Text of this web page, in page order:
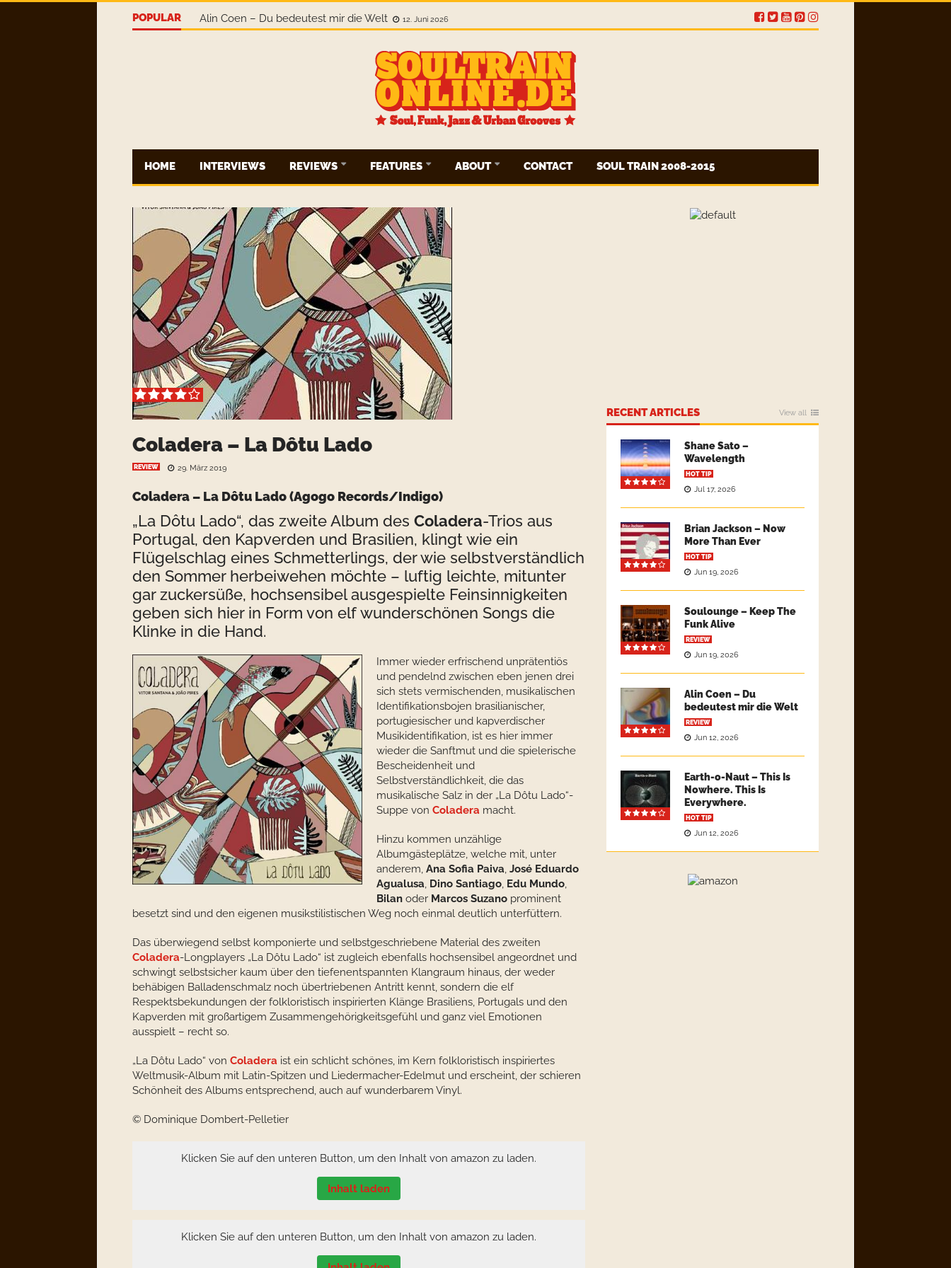
POPULAR
Alin Coen – Du bedeutest mir die Welt
12. Juni 2026
Earth-o-Naut – This Is Nowhere. This Is Everywhere.
HOME INTERVIEWS REVIEWS FEATURES ABOUT CONTACT SOUL TRAIN 2008-2015
Coladera – La Dôtu Lado
REVIEW 29. März 2019
Coladera – La Dôtu Lado (Agogo Records/Indigo)
„La Dôtu Lado“, das zweite Album des Coladera-Trios aus
Portugal, den Kapverden und Brasilien, klingt wie ein
Flügelschlag eines Schmetterlings, der wie selbstverständlich
den Sommer herbeiwehen möchte – luftig leichte, mitunter
gar zuckersüße, hochsensibel ausgespielte Feinsinnigkeiten
geben sich hier in Form von elf wunderschönen Songs die
Klinke in die Hand.
Immer wieder erfrischend unprätentiös
und pendelnd zwischen eben jenen drei
sich stets vermischenden, musikalischen
Identifikationsbojen brasilianischer,
portugiesischer und kapverdischer
Musikidentifikation, ist es hier immer
wieder die Sanftmut und die spielerische
Bescheidenheit und
Selbstverständlichkeit, die das
musikalische Salz in der „La Dôtu Lado“-
Suppe von Coladera macht.
Hinzu kommen unzählige
Albumgästeplätze, welche mit, unter
anderem, Ana Sofia Paiva, José Eduardo
Agualusa, Dino Santiago, Edu Mundo,
Bilan oder Marcos Suzano prominent
besetzt sind und den eigenen musikstilistischen Weg noch einmal deutlich unterfüttern.
Das überwiegend selbst komponierte und selbstgeschriebene Material des zweiten
Coladera-Longplayers „La Dôtu Lado“ ist zugleich ebenfalls hochsensibel angeordnet und
schwingt selbstsicher kaum über den tiefenentspannten Klangraum hinaus, der weder
behäbigen Balladenschmalz noch übertriebenen Antritt kennt, sondern die elf
Respektsbekundungen der folkloristisch inspirierten Klänge Brasiliens, Portugals und den
Kapverden mit großartigem Zusammengehörigkeitsgefühl und ganz viel Emotionen
ausspielt – recht so.
„La Dôtu Lado“ von Coladera ist ein schlicht schönes, im Kern folkloristisch inspiriertes
Weltmusik-Album mit Latin-Spitzen und Liedermacher-Edelmut und erscheint, der schieren
Schönheit des Albums entsprechend, auch auf wunderbarem Vinyl.
© Dominique Dombert-Pelletier
Klicken Sie auf den unteren Button, um den Inhalt von amazon zu laden.
Inhalt laden
Klicken Sie auf den unteren Button, um den Inhalt von amazon zu laden.
RECENT ARTICLES View all
Shane Sato –
Wavelength
HOT TIP
Jul 17, 2026
Brian Jackson – Now
More Than Ever
HOT TIP
Jun 19, 2026
Soulounge – Keep The
Funk Alive
REVIEW
Jun 19, 2026
Alin Coen – Du
bedeutest mir die Welt
REVIEW
Jun 12, 2026
Earth-o-Naut – This Is
Nowhere. This Is
Everywhere.
HOT TIP
Jun 12, 2026